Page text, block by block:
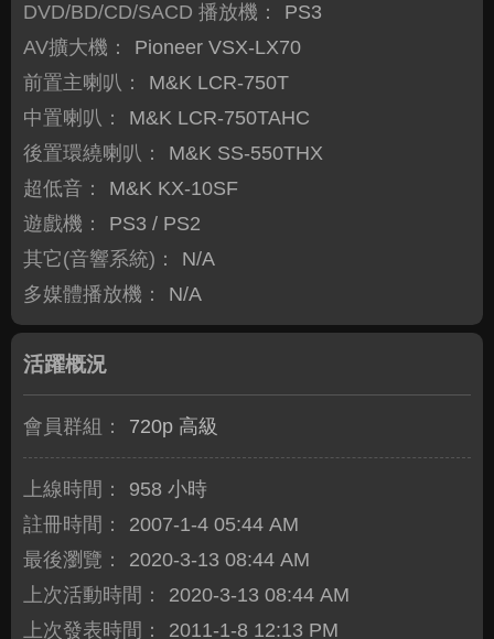
DVD/BD/CD/SACD 播放機：
PS3
AV擴大機：
Pioneer VSX-LX70
前置主喇叭：
M&K LCR-750T
中置喇叭：
M&K LCR-750TAHC
後置環繞喇叭：
M&K SS-550THX
超低音：
M&K KX-10SF
遊戲機：
PS3 / PS2
其它(音響系統)：
N/A
多媒體播放機：
N/A
活躍概況
會員群組： 720p 高級
上線時間：
958 小時
註冊時間：
2007-1-4 05:44 AM
最後瀏覽：
2020-3-13 08:44 AM
上次活動時間：
2020-3-13 08:44 AM
上次發表時間：
2011-1-8 12:13 PM